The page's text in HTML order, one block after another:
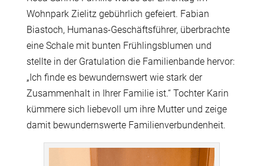
Wohnpark Zielitz gebührlich gefeiert. Fabian
Biastoch, Humanas-Geschäftsführer, überbrachte
eine Schale mit bunten Frühlingsblumen und
stellte in der Gratulation die Familienbande hervor:
„Ich finde es bewundernswert wie stark der
Zusammenhalt in Ihrer Familie ist.“ Tochter Karin
kümmere sich liebevoll um ihre Mutter und zeige
damit bewundernswerte Familienverbundenheit.